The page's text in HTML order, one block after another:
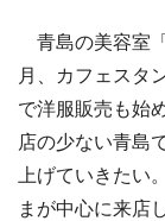
青島の美容室
月、カフェスタ
で洋服販売も始
店の少ない青島
上げていきたい
まが中心に来店